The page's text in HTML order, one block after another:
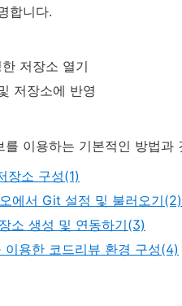
합니다.
저장소 열기
저장소에 반영
이용하는 기본적인 방법
장소 구성(1)
에서 Git 설정 및 불러오기(2)
소 생성 및 연동하기(3)
용한 코드리뷰 환경 구성(4)